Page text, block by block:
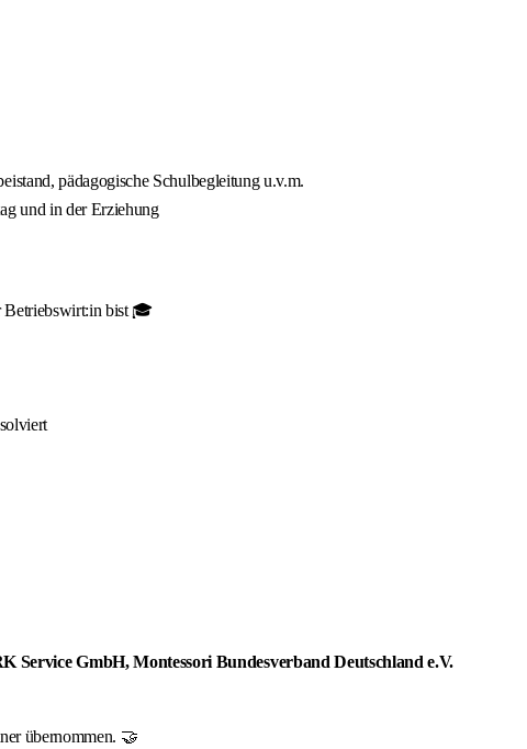
pädagogische Schulbegleitung u.v.m.
und in der Erziehung
Betriebswirt:in bist 🎓
Service GmbH, Montessori Bundesverband Deutschland e.V.
übernommen. 🤝